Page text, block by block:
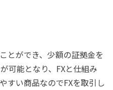
とができ、少額の証拠金を
可能となり、FXと仕組み
すい商品なのでFXを取引し